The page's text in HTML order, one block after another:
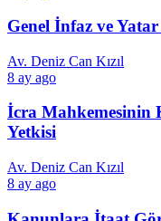
Genel İnfaz ve
Av. Deniz Can Kızıl
8 ay ago
İcra Mahkemesinin
Yetkisi
Av. Deniz Can Kızıl
8 ay ago